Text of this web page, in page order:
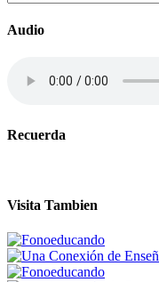
Audio
Recuerda
Visita Tambien